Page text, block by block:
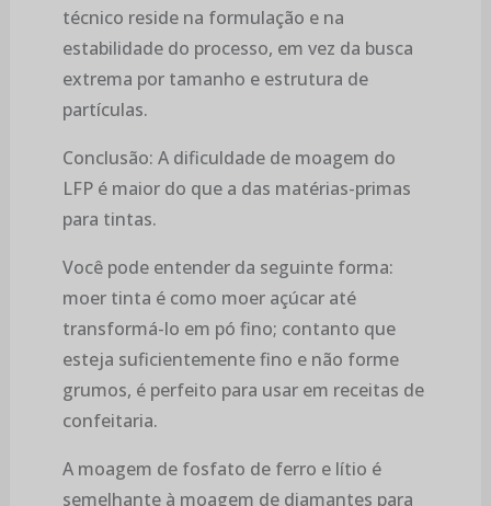
técnico reside na formulação e na
estabilidade do processo, em vez da busca
extrema por tamanho e estrutura de
partículas.
Conclusão: A dificuldade de moagem do
LFP é maior do que a das matérias-primas
para tintas.
Você pode entender da seguinte forma:
moer tinta é como moer açúcar até
transformá-lo em pó fino; contanto que
esteja suficientemente fino e não forme
grumos, é perfeito para usar em receitas de
confeitaria.
A moagem de fosfato de ferro e lítio é
semelhante à moagem de diamantes para